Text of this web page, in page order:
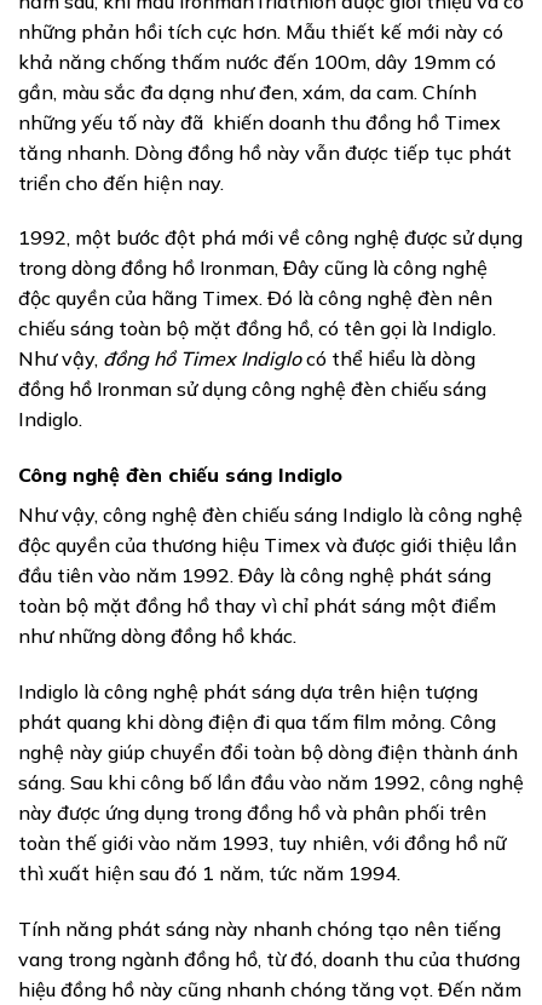
những phản hồi tích cực hơn. Mẫu thiết kế mới này có
khả năng chống thấm nước đến 100m, dây 19mm có
gần, màu sắc đa dạng như đen, xám, da cam. Chính
những yếu tố này đã khiến doanh thu đồng hồ Timex
tăng nhanh. Dòng đồng hồ này vẫn được tiếp tục phát
triển cho đến hiện nay.
1992, một bước đột phá mới về công nghệ được sử dụng
trong dòng đồng hồ Ironman, Đây cũng là công nghệ
độc quyền của hãng Timex. Đó là công nghệ đèn nên
chiếu sáng toàn bộ mặt đồng hồ, có tên gọi là Indiglo.
Như vậy, đồng hồ Timex Indiglocó thể hiểu là dòng
đồng hồ Ironman sử dụng công nghệ đèn chiếu sáng
Indiglo.
Công nghệ đèn chiếu sáng Indiglo
Như vậy, công nghệ đèn chiếu sáng Indiglo là công nghệ
độc quyền của thương hiệu Timex và được giới thiệu lần
đầu tiên vào năm 1992. Đây là công nghệ phát sáng
toàn bộ mặt đồng hồ thay vì chỉ phát sáng một điểm
như những dòng đồng hồ khác.
Indiglo là công nghệ phát sáng dựa trên hiện tượng
phát quang khi dòng điện đi qua tấm film mỏng. Công
nghệ này giúp chuyển đổi toàn bộ dòng điện thành ánh
sáng. Sau khi công bố lần đầu vào năm 1992, công nghệ
này được ứng dụng trong đồng hồ và phân phối trên
toàn thế giới vào năm 1993, tuy nhiên, với đồng hồ nữ
thì xuất hiện sau đó 1 năm, tức năm 1994.
Tính năng phát sáng này nhanh chóng tạo nên tiếng
vang trong ngành đồng hồ, từ đó, doanh thu của thương
hiệu đồng hồ này cũng nhanh chóng tăng vọt. Đến năm